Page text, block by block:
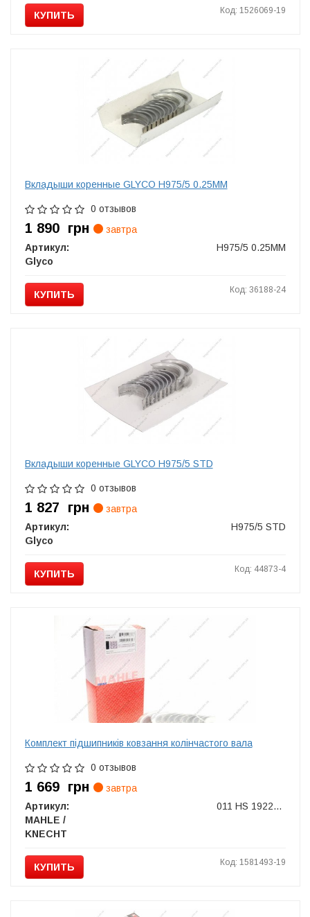
КУПИТЬ Код: 1526069-19
Вкладыши коренные GLYCO H975/5 0.25MM
0 отзывов
1 890 грн
завтра
Артикул:
H975/5 0.25MM
Glyco
КУПИТЬ Код: 36188-24
Вкладыши коренные GLYCO H975/5 STD
0 отзывов
1 827 грн
завтра
Артикул:
H975/5 STD
Glyco
КУПИТЬ Код: 44873-4
Комплект підшипників ковзання колінчастого вала
0 отзывов
1 669 грн
завтра
Артикул:
011 HS 19223 025
MAHLE /
KNECHT
КУПИТЬ Код: 1581493-19